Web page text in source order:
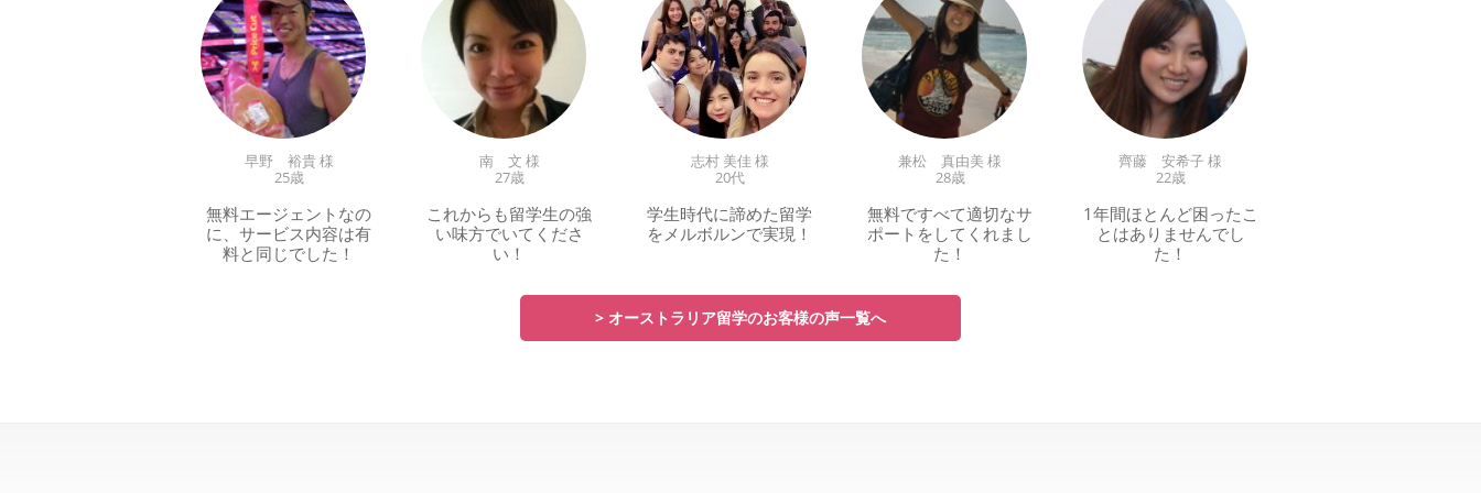
早野 裕貴 様
25歳
無料エージェントなの
に、サービス内容は有
料と同じでした！
南 文 様
27歳
これからも留学生の強
い味方でいてくださ
い！
志村 美佳 様
20代
学生時代に諦めた留学
をメルボルンで実現！
兼松 真由美 様
28歳
無料ですべて適切なサ
ポートをしてくれまし
た！
齊藤 安希子 様
22歳
1年間ほとんど困ったこ
とはありませんでし
た！
> オーストラリア留学のお客様の声一覧へ